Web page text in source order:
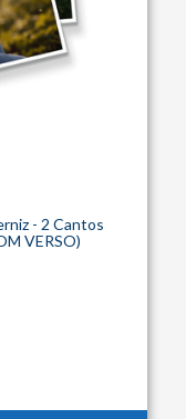
- 2 Cantos
VERSO)